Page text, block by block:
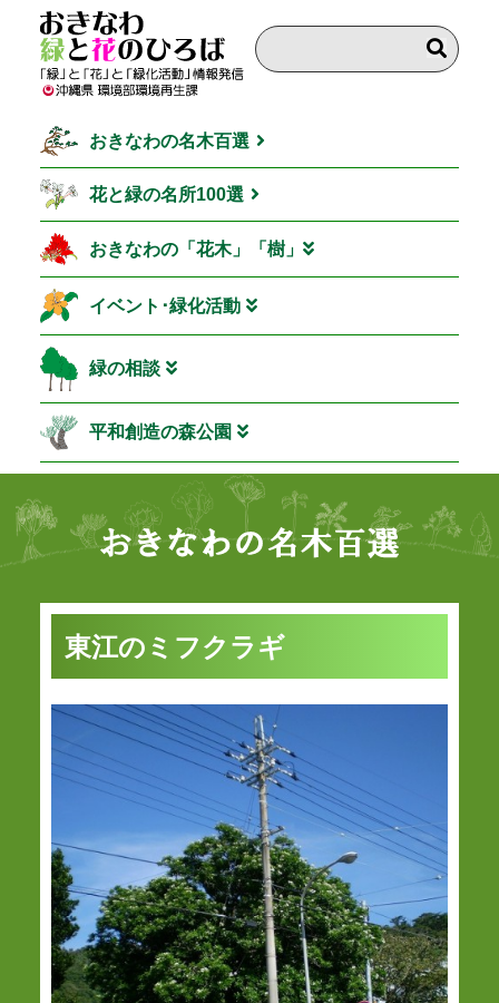
おきなわの名木百選
花と緑の名所100選
おきなわの「花木」「樹」
イベント･緑化活動
緑の相談
平和創造の森公園
東江のミフクラギ